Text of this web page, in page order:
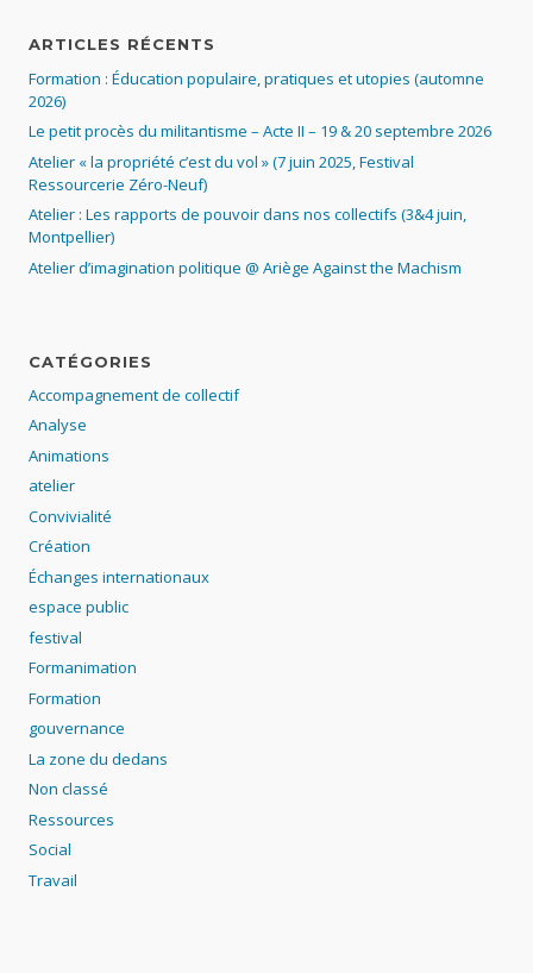
ARTICLES RÉCENTS
Formation : Éducation populaire, pratiques et utopies (automne
2026)
Le petit procès du militantisme – Acte II – 19 & 20 septembre 2026
Atelier « la propriété c’est du vol » (7 juin 2025, Festival
Ressourcerie Zéro-Neuf)
Atelier : Les rapports de pouvoir dans nos collectifs (3&4 juin,
Montpellier)
Atelier d’imagination politique @ Ariège Against the Machism
CATÉGORIES
Accompagnement de collectif
Analyse
Animations
atelier
Convivialité
Création
Échanges internationaux
espace public
festival
Formanimation
Formation
gouvernance
La zone du dedans
Non classé
Ressources
Social
Travail